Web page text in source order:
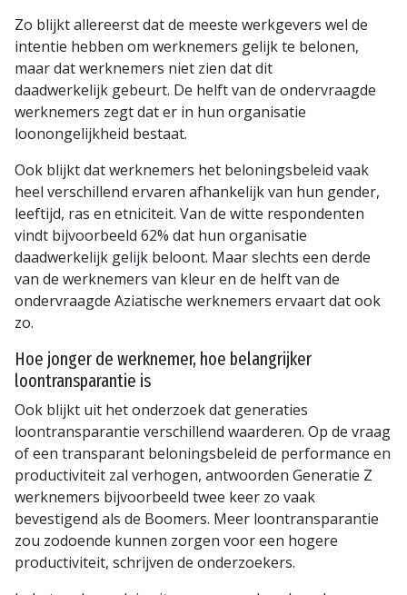
Zo blijkt allereerst dat de meeste werkgevers wel de
intentie hebben om werknemers gelijk te belonen,
maar dat werknemers niet zien dat dit
daadwerkelijk gebeurt. De helft van de ondervraagde
werknemers zegt dat er in hun organisatie
loonongelijkheid bestaat.
Ook blijkt dat werknemers het beloningsbeleid vaak
heel verschillend ervaren afhankelijk van hun gender,
leeftijd, ras en etniciteit. Van de witte respondenten
vindt bijvoorbeeld 62% dat hun organisatie
daadwerkelijk gelijk beloont. Maar slechts een derde
van de werknemers van kleur en de helft van de
ondervraagde Aziatische werknemers ervaart dat ook
zo.
Hoe jonger de werknemer, hoe belangrijker
loontransparantie is
Ook blijkt uit het onderzoek dat generaties
loontransparantie verschillend waarderen. Op de vraag
of een transparant beloningsbeleid de performance en
productiviteit zal verhogen, antwoorden Generatie Z
werknemers bijvoorbeeld twee keer zo vaak
bevestigend als de Boomers. Meer loontransparantie
zou zodoende kunnen zorgen voor een hogere
productiviteit, schrijven de onderzoekers.